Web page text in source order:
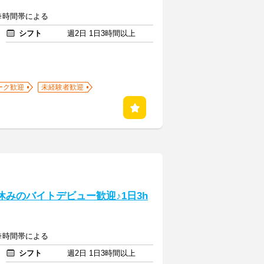
間帯による
シフト
週2日 1日3時間以上
ク歓迎 未経験者歓迎
みのバイトデビュー歓迎♪1日3h
間帯による
シフト
週2日 1日3時間以上